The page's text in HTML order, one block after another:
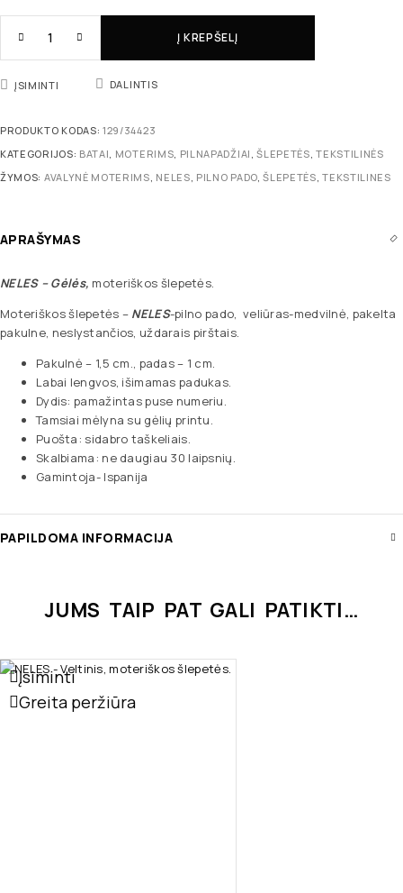
Į KREPŠELĮ
ĮSIMINTI DALINTIS
PRODUKTO KODAS: 129/34423
KATEGORIJOS: BATAI MOTERIMS PILNAPADŽIAI ,ŠLEPETĖS ,TEKSTILINĖS
ŽYMOS: AVALYNĖ MOTERIMS NELES PILNO PADO,ŠLEPETĖS ,TEKSTILINES
APRAŠYMAS
NELES– Gėlės, moteriškos šlepetės.
Moteriškos šlepetės – NELES-pilno pado, veliūras-medvilnė, pakelta
pakulne, neslystančios, uždarais pirštais.
Pakulnė – 1,5 cm., padas – 1 cm.
Labai lengvos, išimamas padukas.
Dydis: pamažintas puse numeriu.
Tamsiai mėlyna su gėlių printu.
Puošta: sidabro taškeliais.
Skalbiama: ne daugiau 30 laipsnių.
Gamintoja- Ispanija
PAPILDOMA INFORMACIJA
JUMS TAIP PAT GALI PATIKTI…
Įsiminti
Greita peržiūra